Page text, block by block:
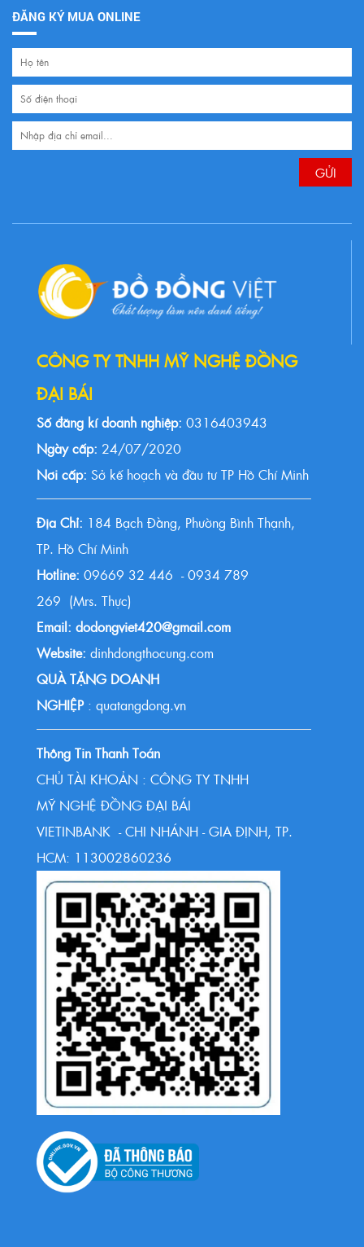
ĐĂNG KÝ MUA ONLINE
CÔNG TY TNHH MỸ NGHỆ ĐỒNG
ĐẠI BÁI
Số đăng kí doanh nghiệp: 0316403943
Ngày cấp: 24/07/2020
Nơi cấp: Sở kế hoạch và đầu tư TP Hồ Chí Minh
Địa Chỉ: 184 Bạch Đằng, Phường Bình Thạnh,
TP. Hồ Chí Minh
Hotline: 09669 32 446 - 0934 789
269 (Mrs. Thực)
Email: dodongviet420@gmail.com
Website: dinhdongthocung.com
QUÀ TẶNG DOANH
NGHIỆP : quatangdong.vn
Thông Tin Thanh Toán
CHỦ TÀI KHOẢN : CÔNG TY TNHH
MỸ NGHỆ ĐỒNG ĐẠI BÁI
VIETINBANK - CHI NHÁNH - GIA ĐỊNH, TP.
HCM: 113002860236